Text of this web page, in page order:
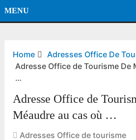
MENU
Home
Adresses Office De
Adresse Office de Tourisme De
…
Adresse Office de
Méaudre au cas où …
Adresses Office de tourisme